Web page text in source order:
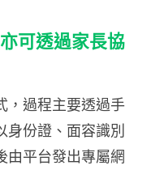
可透過家長協
，過程主要透過手
身份證、面容識別
由平台發出專屬網